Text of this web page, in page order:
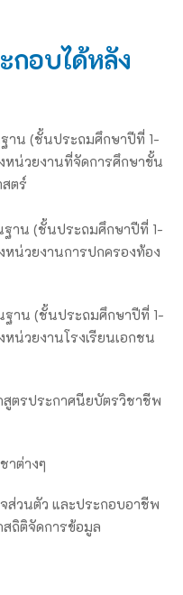
กอบได้หลัง
าน (ชั้นประถมศึกษาปีที่ 1-
น่วยงานที่จัดการศึกษาขั้น
ตร์
าน (ชั้นประถมศึกษาปีที่ 1-
น่วยงานการปกครองท้อง
าน (ชั้นประถมศึกษาปีที่ 1-
น่วยงานโรงเรียนเอกชน
ตรประกาศนียบัตรวิชาชีพ
าต่างๆ
ส่วนตัว และประกอบอาชีพ
ถิติจัดการข้อมูล